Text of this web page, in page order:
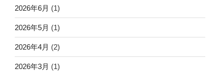
2026年6月 (1)
2026年5月 (1)
2026年4月 (2)
2026年3月 (1)